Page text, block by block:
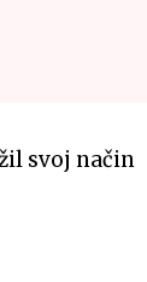
svoj način